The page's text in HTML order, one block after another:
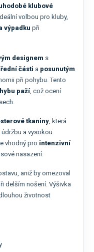
klubové
volbou pro kluby,
výpadku při
designem s
části a posunutým
při pohybu. Tento
paží, což ocení
tkaniny, která
a vysokou
vhodný pro intenzivní
nasazení.
aniž by omezoval
delším nošení. Výšivka
životnost